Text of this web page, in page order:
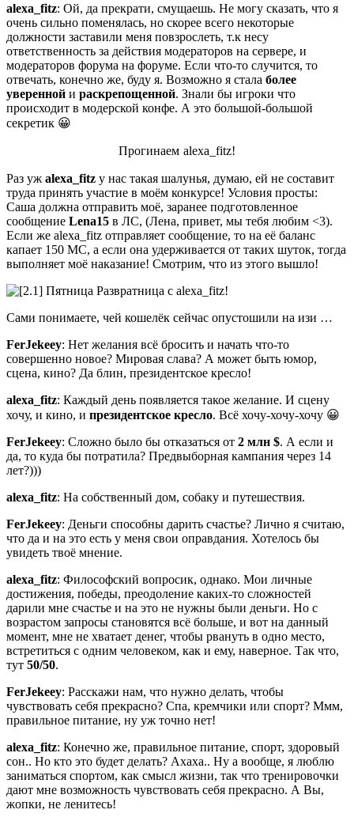
alexa_fitz: Ой, да прекрати, смущаешь. Не могу сказать, что я
очень сильно поменялась, но скорее всего некоторые
должности заставили меня повзрослеть, т.к несу
ответственность за действия модераторов на сервере, и
модераторов форума на форуме. Если что-то случится, то
отвечать, конечно же, буду я. Возможно я стала более
уверенной и раскрепощенной. Знали бы игроки что
происходит в модерской конфе. А это большой-большой
секретик 😀
Прогинаем alexa_fitz!
Раз уж alexa_fitz у нас такая шалунья, думаю, ей не составит
труда принять участие в моём конкурсе! Условия просты:
Саша должна отправить моё, заранее подготовленное
сообщение Lena15 в ЛС, (Лена, привет, мы тебя любим <3).
Если же alexa_fitz отправляет сообщение, то на её баланс
капает 150 МС, а если она удерживается от таких шуток, тогда
выполняет моё наказание! Смотрим, что из этого вышло!
Сами понимаете, чей кошелёк сейчас опустошили на изи …
FerJekeey: Нет желания всё бросить и начать что-то
совершенно новое? Мировая слава? А может быть юмор,
сцена, кино? Да блин, президентское кресло!
alexa_fitz: Каждый день появляется такое желание. И сцену
хочу, и кино, и президентское кресло. Всё хочу-хочу-хочу 😀
FerJekeey: Сложно было бы отказаться от 2 млн $. А если и
да, то куда бы потратила? Предвыборная кампания через 14
лет?)))
alexa_fitz: На собственный дом, собаку и путешествия.
FerJekeey: Деньги способны дарить счастье? Лично я считаю,
что да и на это есть у меня свои оправдания. Хотелось бы
увидеть твоё мнение.
alexa_fitz: Философский вопросик, однако. Мои личные
достижения, победы, преодоление каких-то сложностей
дарили мне счастье и на это не нужны были деньги. Но с
возрастом запросы становятся всё больше, и вот на данный
момент, мне не хватает денег, чтобы рвануть в одно место,
встретиться с одним человеком, как и ему, наверное. Так что,
тут 50/50.
FerJekeey: Расскажи нам, что нужно делать, чтобы
чувствовать себя прекрасно? Спа, кремчики или спорт? Ммм,
правильное питание, ну уж точно нет!
alexa_fitz: Конечно же, правильное питание, спорт, здоровый
сон.. Но кто это будет делать? Ахаха.. Ну а вообще, я люблю
заниматься спортом, как смысл жизни, так что тренировочки
дают мне возможность чувствовать себя прекрасно. А Вы,
жопки, не ленитесь!